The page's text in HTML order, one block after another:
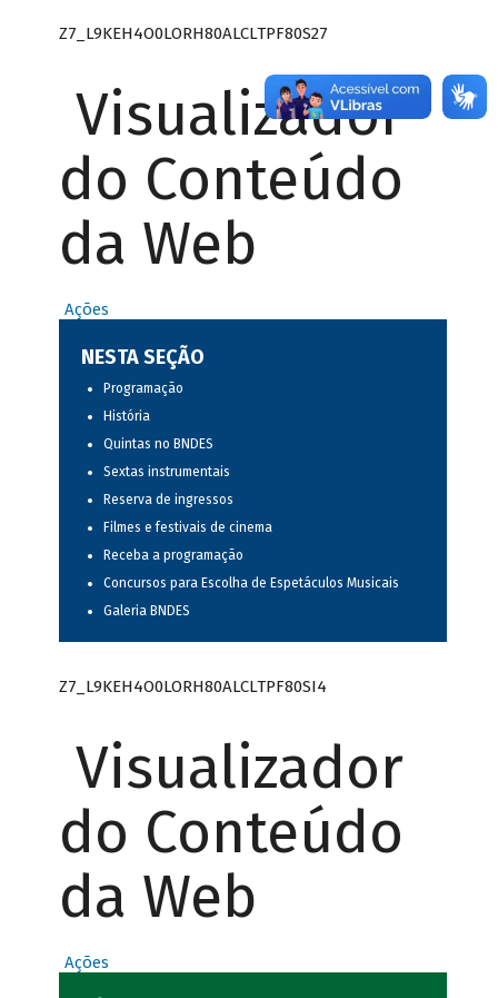
Z7_L9KEH4O0LORH80ALCLTPF80S27
Visualizador
do Conteúdo
da Web
Ações
NESTA SEÇÃO
Programação
História
Quintas no BNDES
Sextas instrumentais
Reserva de ingressos
Filmes e festivais de cinema
Receba a programação
Concursos para Escolha de Espetáculos Musicais
Galeria BNDES
Z7_L9KEH4O0LORH80ALCLTPF80SI4
Visualizador
do Conteúdo
da Web
Ações